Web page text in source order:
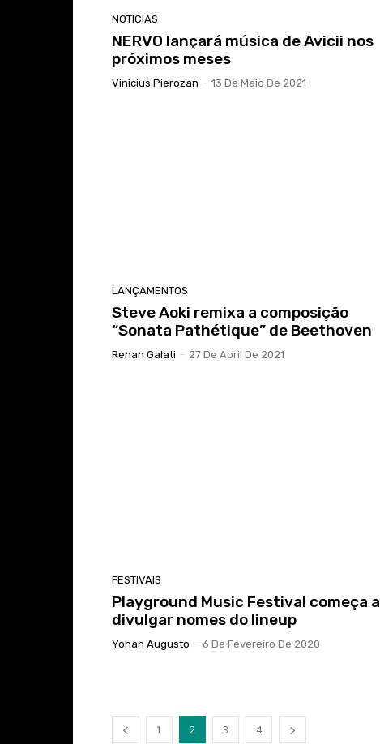
NOTICIAS
NERVO lançará música de Avicii nos
próximos meses
Vinicius Pierozan - 13 De Maio De 2021
LANÇAMENTOS
Steve Aoki remixa a composição
“Sonata Pathétique” de Beethoven
Renan Galati - 27 De Abril De 2021
FESTIVAIS
Playground Music Festival começa a
divulgar nomes do lineup
Yohan Augusto - 6 De Fevereiro De 2020
1 2 3 4